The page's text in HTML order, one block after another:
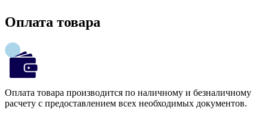
Оплата товара
Оплата товара производится по наличному и безналичному
расчету с предоставлением всех необходимых документов.